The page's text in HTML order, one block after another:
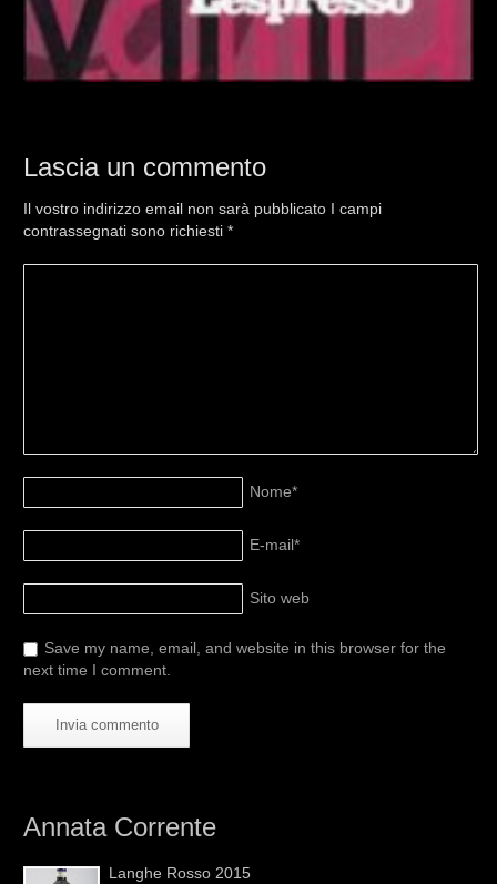
Lascia un commento
Il vostro indirizzo email non sarà pubblicato I campi
contrassegnati sono richiesti*
Nome*
E-mail*
Sito web
Save my name, email, and website in this browser for the
next time I comment.
Annata Corrente
Langhe Rosso 2015